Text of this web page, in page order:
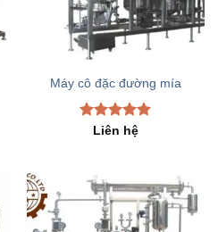
Máy cô đặc đường mía
Rated 5.00
Liên hệ